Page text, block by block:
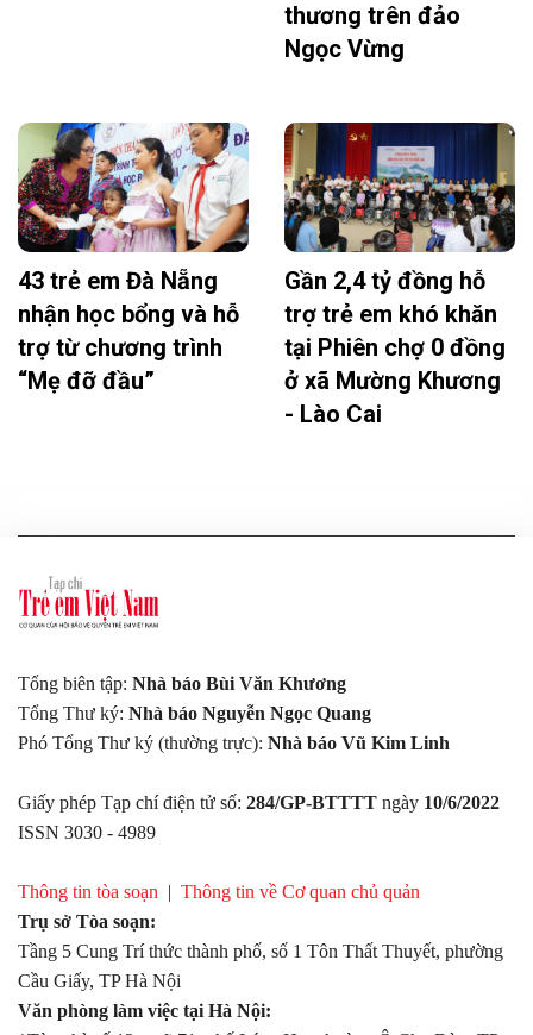
thương trên đảo
Ngọc Vừng
43 trẻ em Đà Nẵng
nhận học bổng và hỗ
trợ từ chương trình
“Mẹ đỡ đầu”
Gần 2,4 tỷ đồng hỗ
trợ trẻ em khó khăn
tại Phiên chợ 0 đồng
ở xã Mường Khương
- Lào Cai
Tổng biên tập: Nhà báo Bùi Văn Khương
Tổng Thư ký: Nhà báo Nguyễn Ngọc Quang
Phó Tổng Thư ký (thường trực): Nhà báo Vũ Kim Linh
Giấy phép Tạp chí điện tử số: 284/GP-BTTTT ngày 10/6/2022
ISSN 3030 - 4989
Thông tin tòa soạn
Thông tin về Cơ quan chủ quản
Trụ sở Tòa soạn:
Tầng 5 Cung Trí thức thành phố, số 1 Tôn Thất Thuyết, phường
Cầu Giấy, TP Hà Nội
Văn phòng làm việc tại Hà Nội: